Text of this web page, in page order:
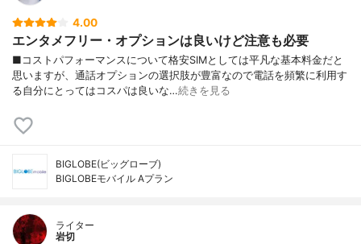
4.00
エンタメフリー・オプションは良いけど注意も必要
■コストパフォーマンスについて格安SIMとしては平凡な基本料金だと
思いますが、通話オプションの選択肢が豊富なので電話を頻繁に利用す
る自分にとってはコスパは良いな…続きを見る
BIGLOBE(ビッグローブ)
BIGLOBEモバイル Aプラン
ライター
岩切